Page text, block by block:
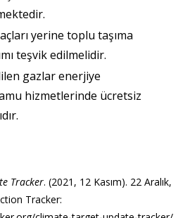
yerine toplu taşıma
teşvik edilmelidir.
gazlar enerjiye
hizmetlerinde ücretsiz
Tracker. (2021, 12 Kasım). 22 Aralık,
Tracker: